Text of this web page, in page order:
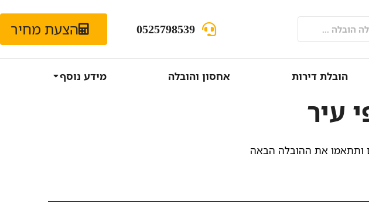
0525798539 הצעת מחיר
הובלת דירות אחסון והובלה מידע נוסף
עיר
ותתאמו את ההובלה הבאה